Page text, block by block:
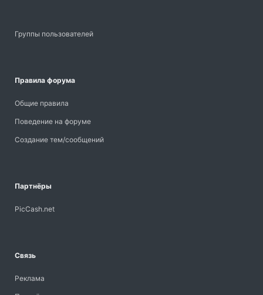
Группы пользователей
Правила форума
Общие правила
Поведение на форуме
Создание тем/сообщений
Партнёры
PicCash.net
Связь
Реклама